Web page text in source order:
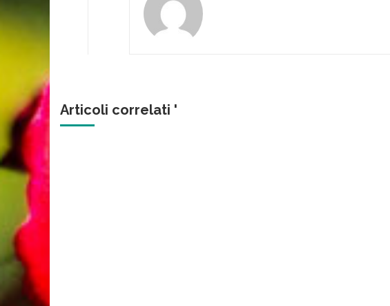
Articoli correlati '